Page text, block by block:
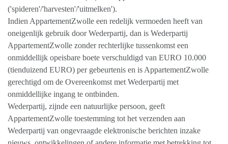
('spideren'/'harvesten'/'uitmelken').
Indien AppartementZwolle een redelijk vermoeden heeft van
oneigenlijk gebruik door Wederpartij, dan is Wederpartij
AppartementZwolle zonder rechterlijke tussenkomst een
onmiddellijk opeisbare boete verschuldigd van EURO 10.000
(tienduizend EURO) per gebeurtenis en is AppartementZwolle
gerechtigd om de Overeenkomst met Wederpartij met
onmiddellijke ingang te ontbinden.
Wederpartij, zijnde een natuurlijke persoon, geeft
AppartementZwolle toestemming tot het verzenden aan
Wederpartij van ongevraagde elektronische berichten inzake